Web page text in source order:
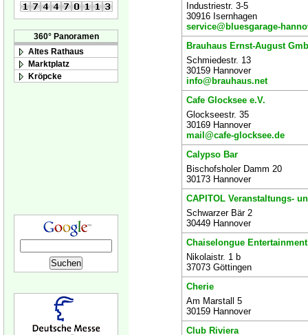
360° Panoramen
Altes Rathaus
Marktplatz
Kröpcke
Industriestr. 3-5
30916 Isernhagen
service@bluesgarage-
Brauhaus Ernst-August
Schmiedestr. 13
30159 Hannover
info@brauhaus.net
Cafe Glocksee e.V.
Glockseestr. 35
30169 Hannover
mail@cafe-glocksee.de
Calypso Bar
Bischofsholer Damm 20
30173 Hannover
CAPITOL Veranstaltungs-
Schwarzer Bär 2
30449 Hannover
Chaiselongue
Nikolaistr. 1 b
37073 Göttingen
Cherie
Am Marstall 5
30159 Hannover
Club Riviera